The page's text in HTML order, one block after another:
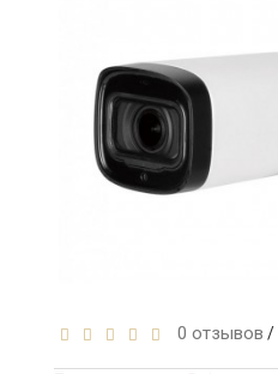
0 отзывов /